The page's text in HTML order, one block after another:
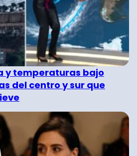
y temperaturas bajo
del centro y sur que